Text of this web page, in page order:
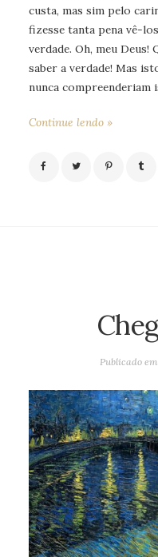
custa, mas sim pelo
fizesse tanta pena vê-
verdade. Oh, meu
saber a verdade! Mas
nunca compreenderiam
Continue lendo »
Publicado em